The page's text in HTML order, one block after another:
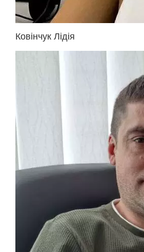
Ковінчук Лідія